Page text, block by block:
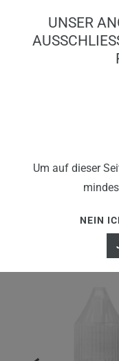
UNSER
Um auf dieser
NEIN